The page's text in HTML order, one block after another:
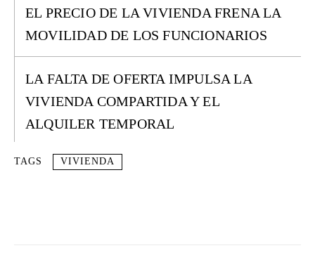
EL PRECIO DE LA VIVIENDA FRENA LA
MOVILIDAD DE LOS FUNCIONARIOS
LA FALTA DE OFERTA IMPULSA LA
VIVIENDA COMPARTIDA Y EL
ALQUILER TEMPORAL
TAGS VIVIENDA